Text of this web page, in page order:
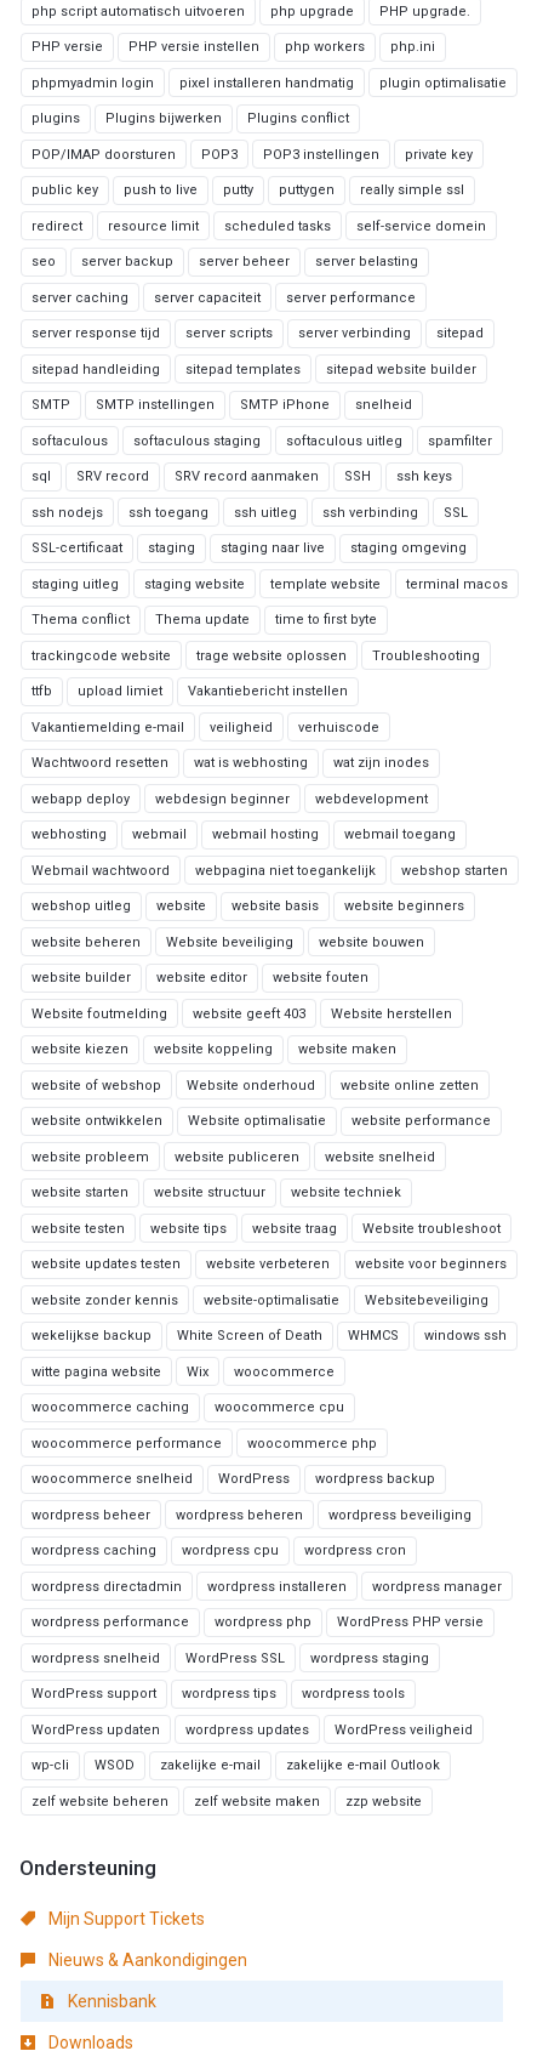
php script automatisch uitvoeren php upgrade PHP upgrade.
PHP versie PHP versie instellen php workers php.ini
phpmyadmin login pixel installeren handmatig plugin optimalisatie
plugins Plugins bijwerken Plugins conflict
POP/IMAP doorsturen POP3 POP3 instellingen private key
public key push to live putty puttygen really simple ssl
redirect resource limit scheduled tasks self-service domein
seo server backup server beheer server belasting
server caching server capaciteit server performance
server response tijd server scripts server verbinding sitepad
sitepad handleiding sitepad templates sitepad website builder
SMTP SMTP instellingen SMTP iPhone snelheid
softaculous softaculous staging softaculous uitleg spamfilter
sql SRV record SRV record aanmaken SSH ssh keys
ssh nodejs ssh toegang ssh uitleg ssh verbinding SSL
SSL-certificaat staging staging naar live staging omgeving
staging uitleg staging website template website terminal macos
Thema conflict Thema update time to first byte
trackingcode website trage website oplossen Troubleshooting
ttfb upload limiet Vakantiebericht instellen
Vakantiemelding e-mail veiligheid verhuiscode
Wachtwoord resetten wat is webhosting wat zijn inodes
webapp deploy webdesign beginner webdevelopment
webhosting webmail webmail hosting webmail toegang
Webmail wachtwoord webpagina niet toegankelijk webshop starten
webshop uitleg website website basis website beginners
website beheren Website beveiliging website bouwen
website builder website editor website fouten
Website foutmelding website geeft 403 Website herstellen
website kiezen website koppeling website maken
website of webshop Website onderhoud website online zetten
website ontwikkelen Website optimalisatie website performance
website probleem website publiceren website snelheid
website starten website structuur website techniek
website testen website tips website traag Website troubleshoot
website updates testen website verbeteren website voor beginners
website zonder kennis website-optimalisatie Websitebeveiliging
wekelijkse backup White Screen of Death WHMCS windows ssh
witte pagina website Wix woocommerce
woocommerce caching woocommerce cpu
woocommerce performance woocommerce php
woocommerce snelheid WordPress wordpress backup
wordpress beheer wordpress beheren wordpress beveiliging
wordpress caching wordpress cpu wordpress cron
wordpress directadmin wordpress installeren wordpress manager
wordpress performance wordpress php WordPress PHP versie
wordpress snelheid WordPress SSL wordpress staging
WordPress support wordpress tips wordpress tools
WordPress updaten wordpress updates WordPress veiligheid
wp-cli WSOD zakelijke e-mail zakelijke e-mail Outlook
zelf website beheren zelf website maken zzp website
Ondersteuning
Mijn Support Tickets
Nieuws & Aankondigingen
Kennisbank
Downloads